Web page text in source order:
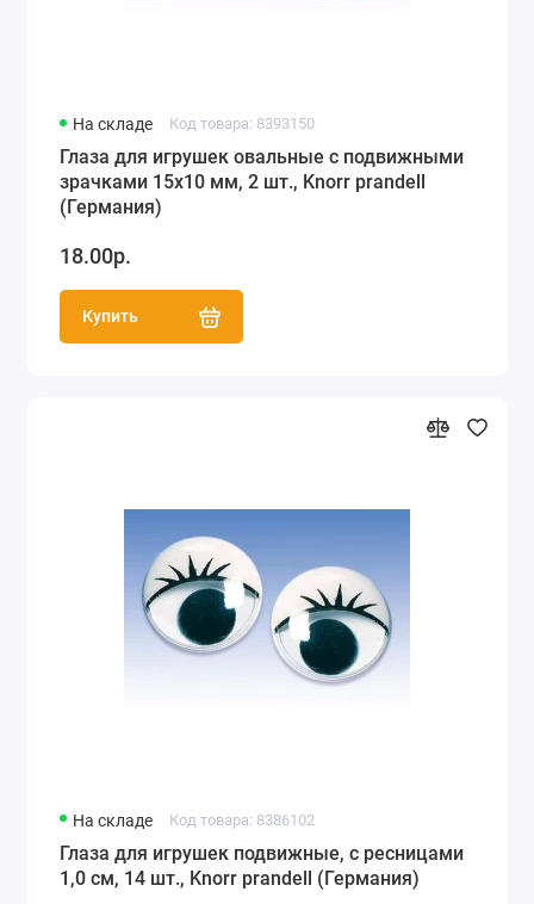
На складе Код товара: 8393150
Глаза для игрушек овальные с подвижными
зрачками 15х10 мм, 2 шт., Knorr prandell
(Германия)
18.00р.
Купить
На складе Код товара: 8386102
Глаза для игрушек подвижные, с ресницами
1,0 см, 14 шт., Knorr prandell (Германия)